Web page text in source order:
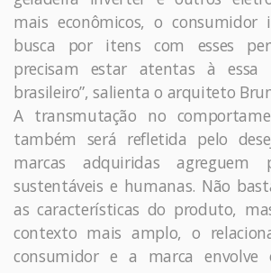
mais econômicos, o consumidor
busca por itens com esses
precisam estar atentas à essa
brasileiro”, salienta o arquiteto
A transmutação no
também será refletida pelo
marcas adquiridas agreguem
sustentáveis e humanas. Não
as características do produto,
contexto mais amplo, o
consumidor e a marca